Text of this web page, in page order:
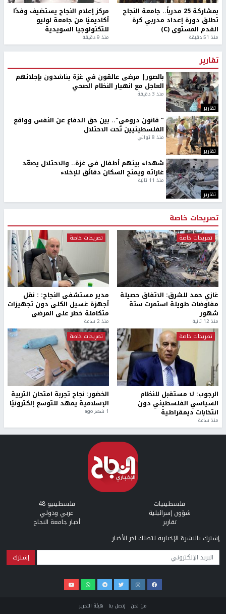
بمشاركة 25 مدرباً.. جامعة النجاح
تطلق دورة إعداد مدربي كرة
القدم المستوى (C)
منذ 51 دقيقة
مركز إعلام النجاح يستضيف وفدًا
أكاديميًا من جامعة لوليو
للتكنولوجيا السويدية
منذ 9 دقيقة
تقارير
تقارير
بالصور| مرضى عالقون في غزة يناشدون بإجلائهم
العاجل مع انهيار النظام الصحي
منذ 3 دقيقة
تقارير
" قانون درومي".. بين حق الدفاع عن النفس وواقع
الفلسطينيين تحت الاحتلال
منذ 8 ثواني
تقارير
شهداء بينهم أطفال في غزة.. والاحتلال يصعّد
غاراته ويمنح السكان دقائق للإخلاء
منذ 11 ثانية
تصريحات خاصة
تصريحات خاصة
غازي حمد للشرق: الاتفاق حصيلة
مفاوضات طويلة استمرت ستة
شهور
منذ 12 ثانية
تصريحات خاصة
مدير مستشفى النجاح: : نقل
أجهزة غسيل الكلى دون تجهيزات
متكاملة خطر على المرضى
منذ 2 ساعة
تصريحات خاصة
الرجوب: لا مستقبل للنظام
السياسي الفلسطيني دون
انتخابات ديمقراطية
منذ ساعة
تصريحات خاصة
الخضور: نجاح تجربة امتحان التربية
الإسلامية يمهد للتوسع إلكترونيًا
1 شهر ago
فلسطينيات فلسطينيو 48
شؤون إسرائيلية عربي ودولي
تقارير
أخبار جامعة النجاح
إشترك بالنشرة الإخبارية لتصلك اخر الأخبار
البريد الإلكتروني
من نحن إتصل بنا
هيئة التحرير